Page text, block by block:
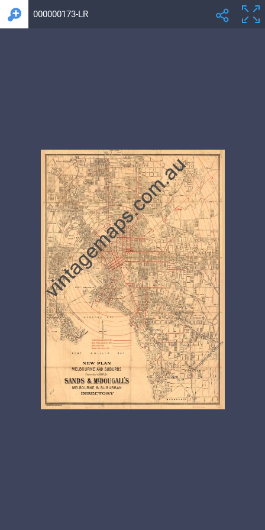
000000173-LR